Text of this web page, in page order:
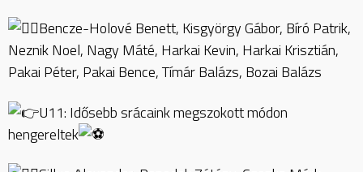
Bencze-Holové Benett, Kisgyörgy Gábor, Bíró Patrik,
Neznik Noel, Nagy Máté, Harkai Kevin, Harkai Krisztián,
Pakai Péter, Pakai Bence, Tímár Balázs, Bozai Balázs
U11: Idősebb srácaink megszokott módon
hengereltek